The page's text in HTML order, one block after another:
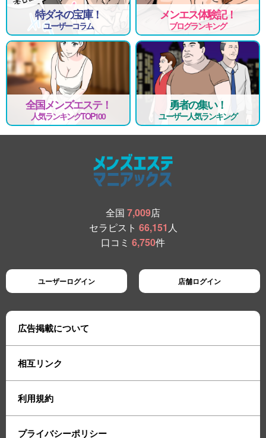
特ダネの宝庫！
ユーザーコラム
メンエス体験記！
ブログランキング
全国メンズエステ！
人気ランキングTOP100
勇者の集い！
ユーザー人気ランキング
全国 7,009店
セラピスト 66,151 人
口コミ 6,750件
ユーザーログイン 店舗ログイン
広告掲載について
相互リンク
利用規約
プライバシーポリシー